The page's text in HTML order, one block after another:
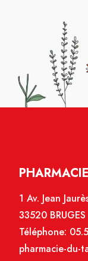
1 Av. Jean
33520 BRUGES
Téléphone:
pharmacie-du-